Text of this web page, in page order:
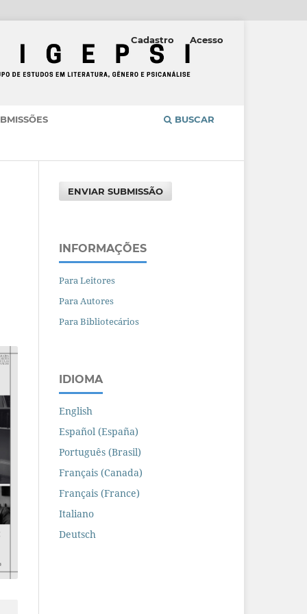
BUSCAR
Cadastro Acesso
ENVIAR SUBMISSÃO
INFORMAÇÕES
Para Leitores
Para Autores
Para Bibliotecários
IDIOMA
English
Español (España)
Português (Brasil)
Français (Canada)
Français (France)
Italiano
Deutsch